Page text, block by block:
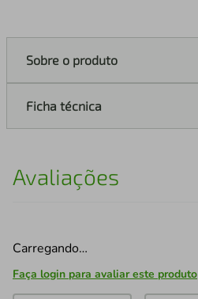
Sobre o produto
Ficha técnica
Avaliações
Carregando…
Faça login para avaliar este produto